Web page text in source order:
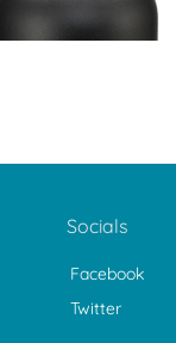
Socials
Facebook
Twitter